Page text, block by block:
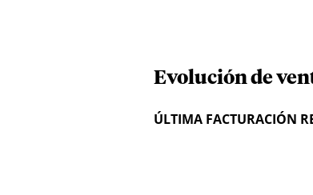
Evolución de
ÚLTIMA FACTURACIÓN